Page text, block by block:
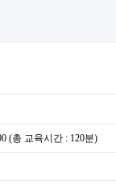
(총 교육시간 : 120분)